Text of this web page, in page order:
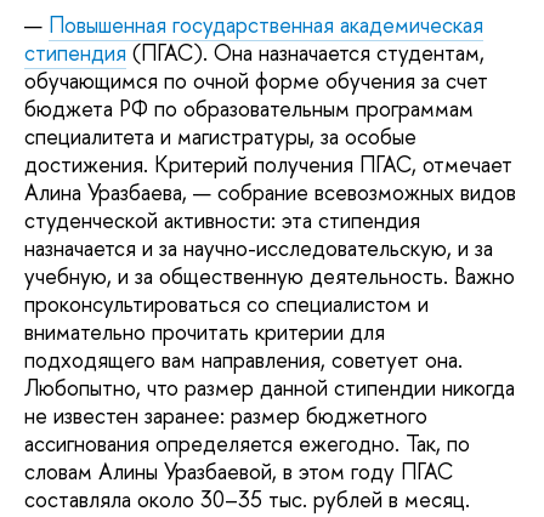
Повышенная государственная академическая
стипендия (ПГАС). Она назначается студентам,
обучающимся по очной форме обучения за счет
бюджета РФ по образовательным программам
специалитета и магистратуры, за особые
достижения. Критерий получения ПГАС, отмечает
Алина Уразбаева, — собрание всевозможных видов
студенческой активности: эта стипендия
назначается и за научно-исследовательскую, и за
учебную, и за общественную деятельность. Важно
проконсультироваться со специалистом и
внимательно прочитать критерии для
подходящего вам направления, советует она.
Любопытно, что размер данной стипендии никогда
не известен заранее: размер бюджетного
ассигнования определяется ежегодно. Так, по
словам Алины Уразбаевой, в этом году ПГАС
составляла около 30–35 тыс. рублей в месяц.